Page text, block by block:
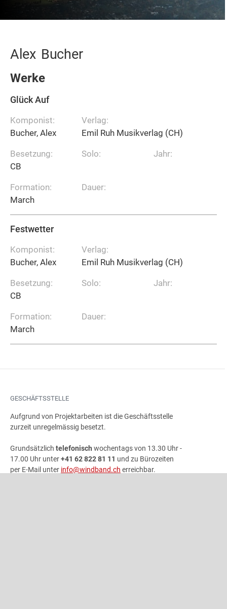
Alex Bucher
Werke
Glück Auf
Komponist:
Bucher, Alex
Besetzung:
CB
Formation:
March
Verlag:
Emil Ruh Musikverlag (CH)
Solo:
Dauer:
Jahr:
Festwetter
Komponist:
Bucher, Alex
Besetzung:
CB
Formation:
March
Verlag:
Emil Ruh Musikverlag (CH)
Solo:
Dauer:
Jahr:
GESCHÄFTSSTELLE
Aufgrund von Projektarbeiten ist die Geschäftsstelle
zurzeit unregelmässig besetzt.
Grundsätzlich telefonisch wochentags von 13.30 Uhr -
17.00 Uhr unter+41 62 822 81 11 und zu Bürozeiten
per E-Mail unter info@windband.ch erreichbar.